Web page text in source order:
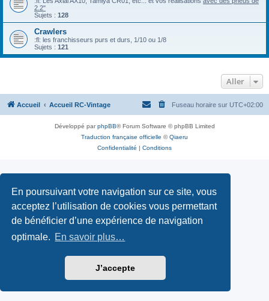
En poursuivant votre navigation sur ce site, vous
acceptez l’utilisation de cookies vous permettant
de bénéficier d’une expérience de navigation
optimale. En savoir plus…
J’accepte
2.2"
Sujets : 128
Crawlers
:fl: les franchisseurs purs et durs, 1/10 ou 1/8
Sujets : 121
Aller
Accueil Accueil RC-Vintage Fuseau horaire sur UTC+02:00
Développé parphpBB® Forum Software © phpBB Limited
Traduction française officielle ©Qiaeru
Confidentialité | Conditions